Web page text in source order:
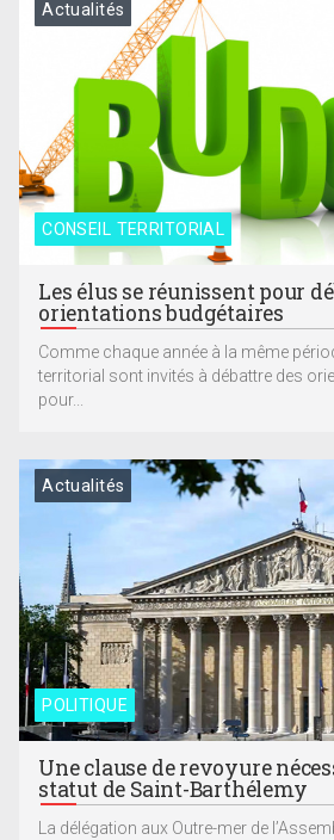
CONSEIL TERRITORIAL
Actualités
Les élus se réunissent pour
orientations budgétaires
Comme chaque année à la même
territorial sont invités à débattre des
pour...
POLITIQUE
Actualités
Une clause de revoyure
statut de Saint-Barthélemy
La délégation aux Outre-mer de